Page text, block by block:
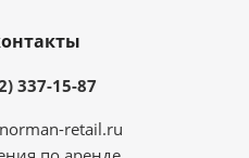
337-15-87
retail.ru